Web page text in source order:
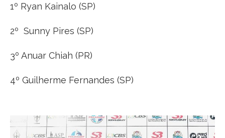
1º Ryan Kainalo (SP)
2º Sunny Pires (SP)
3º Anuar Chiah (PR)
4º Guilherme Fernandes (SP)